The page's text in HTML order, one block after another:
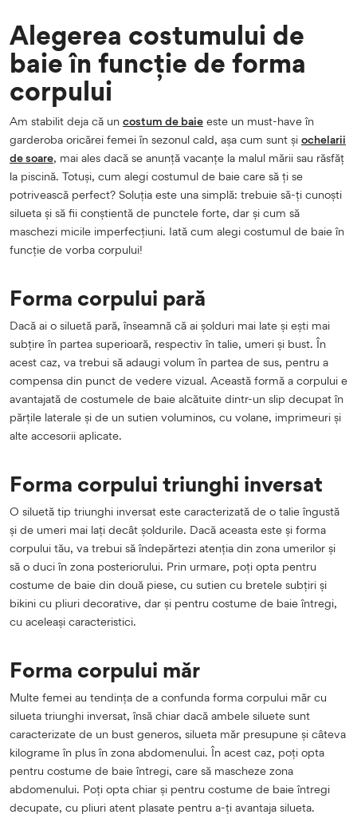
Alegerea costumului de
baie în funcție de forma
corpului
Am stabilit deja că un costum de baie este un must-have în
garderoba oricărei femei în sezonul cald, așa cum sunt și ochelarii
de soare, mai ales dacă se anunță vacanțe la malul mării sau răsfăț
la piscină. Totuși, cum alegi costumul de baie care să ți se
potrivească perfect? Soluția este una simplă: trebuie să-ți cunoști
silueta și să fii conștientă de punctele forte, dar și cum să
maschezi micile imperfecțiuni. Iată cum alegi costumul de baie în
funcție de vorba corpului!
Forma corpului pară
Dacă ai o siluetă pară, înseamnă că ai șolduri mai late și ești mai
subțire în partea superioară, respectiv în talie, umeri și bust. În
acest caz, va trebui să adaugi volum în partea de sus, pentru a
compensa din punct de vedere vizual. Această formă a corpului e
avantajată de costumele de baie alcătuite dintr-un slip decupat în
părțile laterale și de un sutien voluminos, cu volane, imprimeuri și
alte accesorii aplicate.
Forma corpului triunghi inversat
O siluetă tip triunghi inversat este caracterizată de o talie îngustă
și de umeri mai lați decât șoldurile. Dacă aceasta este și forma
corpului tău, va trebui să îndepărtezi atenția din zona umerilor și
să o duci în zona posteriorului. Prin urmare, poți opta pentru
costume de baie din două piese, cu sutien cu bretele subțiri și
bikini cu pliuri decorative, dar și pentru costume de baie întregi,
cu aceleași caracteristici.
Forma corpului măr
Multe femei au tendința de a confunda forma corpului măr cu
silueta triunghi inversat, însă chiar dacă ambele siluete sunt
caracterizate de un bust generos, silueta măr presupune și câteva
kilograme în plus în zona abdomenului. În acest caz, poți opta
pentru costume de baie întregi, care să mascheze zona
abdomenului. Poți opta chiar și pentru costume de baie întregi
decupate, cu pliuri atent plasate pentru a-ți avantaja silueta.